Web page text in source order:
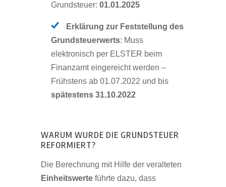
Grundsteuer: 01.01.2025
Erklärung zur Feststellung des
Grundsteuerwerts: Muss
elektronisch per ELSTER beim
Finanzamt eingereicht werden –
Frühstens ab 01.07.2022 und bis
spätestens 31.10.2022
WARUM WURDE DIE GRUNDSTEUER
REFORMIERT?
Die Berechnung mit Hilfe der veralteten
Einheitswerteführte dazu, dass